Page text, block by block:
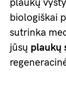
plaukų
biologiškai
sutrinka
jūsų plaukų